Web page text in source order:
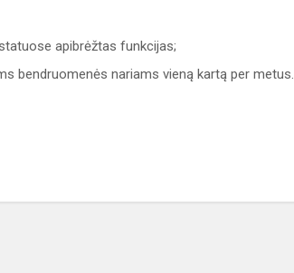
apibrėžtas funkcijas;
bendruomenės nariams vieną kartą per metus.